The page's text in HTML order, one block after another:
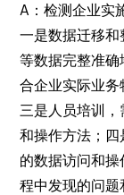
A：检测企业实
一是数据迁移
等数据完整准
合企业实际业务
三是人员培训
和操作方法；
的数据访问和
程中发现的问题